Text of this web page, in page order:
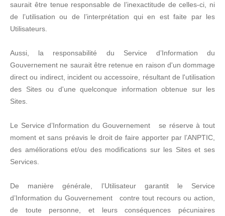
saurait être tenue responsable de l’inexactitude de celles-ci, ni
de l’utilisation ou de l’interprétation qui en est faite par les
Utilisateurs.
Aussi, la responsabilité du Service d’Information du
Gouvernement ne saurait être retenue en raison d'un dommage
direct ou indirect, incident ou accessoire, résultant de l'utilisation
des Sites ou d'une quelconque information obtenue sur les
Sites.
Le Service d’Information du Gouvernement se réserve à tout
moment et sans préavis le droit de faire apporter par l’ANPTIC,
des améliorations et/ou des modifications sur les Sites et ses
Services.
De manière générale, l’Utilisateur garantit le Service
d’Information du Gouvernement contre tout recours ou action,
de toute personne, et leurs conséquences pécuniaires